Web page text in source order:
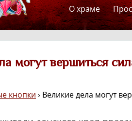
О храме
могут вершиться
кнопки › Великие дела могут